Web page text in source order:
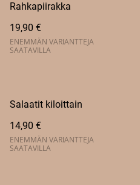
Rahkapiirakka
19,90 €
ENEMMÄN VARIANTTEJA
SAATAVILLA
Salaatit kiloittain
14,90 €
ENEMMÄN VARIANTTEJA
SAATAVILLA